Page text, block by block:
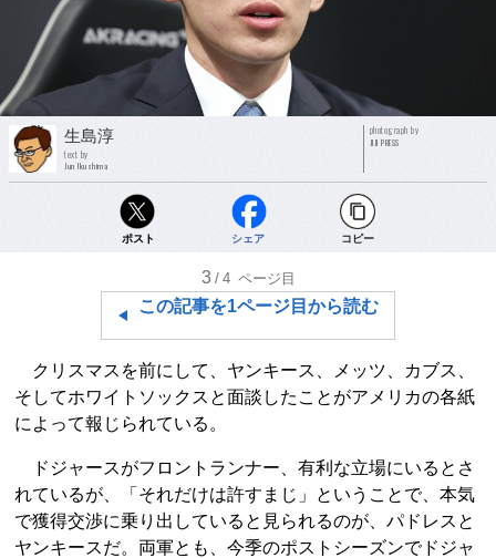
生島淳
text by
Jun Ikushima
photograph by
JIJI PRESS
ポスト シェア コピー
3 /4 ページ目
この記事を1ページ目から読む
クリスマスを前にして、ヤンキース、メッツ、カブス、
そしてホワイトソックスと面談したことがアメリカの各紙
によって報じられている。
ドジャースがフロントランナー、有利な立場にいるとさ
れているが、「それだけは許すまじ」ということで、本気
で獲得交渉に乗り出していると見られるのが、パドレスと
ヤンキースだ。両軍とも、今季のポストシーズンでドジャ